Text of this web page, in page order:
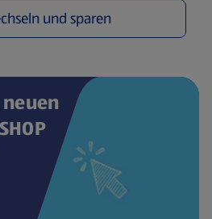
und sparen